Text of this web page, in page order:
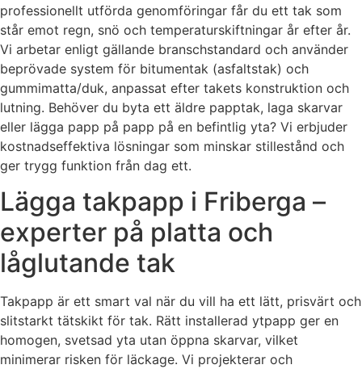
professionellt utförda genomföringar får du ett tak som
står emot regn, snö och temperaturskiftningar år efter år.
Vi arbetar enligt gällande branschstandard och använder
beprövade system för bitumentak (asfaltstak) och
gummimatta/duk, anpassat efter takets konstruktion och
lutning. Behöver du byta ett äldre papptak, laga skarvar
eller lägga papp på papp på en befintlig yta? Vi erbjuder
kostnadseffektiva lösningar som minskar stillestånd och
ger trygg funktion från dag ett.
Lägga takpapp i Friberga –
experter på platta och
låglutande tak
Takpapp är ett smart val när du vill ha ett lätt, prisvärt och
slitstarkt tätskikt för tak. Rätt installerad ytpapp ger en
homogen, svetsad yta utan öppna skarvar, vilket
minimerar risken för läckage. Vi projekterar och